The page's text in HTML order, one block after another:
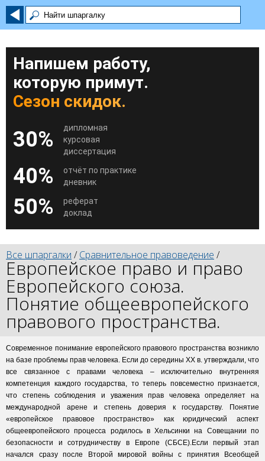
Напишем работу,
которую примут.
Сезон скидок.
30%
дипломная
курсовая
диссертация
40%
отчёт по практике
дневник
50%
реферат
доклад
Все шпаргалки / Сравнительное правоведение /
Европейское право и право
Европейского союза.
Понятие общеевропейского
правового пространства.
Современное понимание европейского правового пространства возникло
на базе проблемы прав человека. Если до середины XX в. утверждали, что
все связанное с правами человека – исключительно внутренняя
компетенция каждого государства, то теперь повсеместно признается,
что степень соблюдения и уважения прав человека определяет на
международной арене и степень доверия к государству. Понятие
«европейское правовое пространство» как юридический аспект
общеевропейского процесса родилось в Хельсинки на Совещании по
безопасности и сотрудничеству в Европе (СБСЕ).Если первый этап
начался сразу после Второй мировой войны с принятия Всеобщей